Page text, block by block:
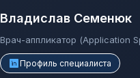
Владислав Семенюк
Врач-аппликатор (Application
Профиль специалиста